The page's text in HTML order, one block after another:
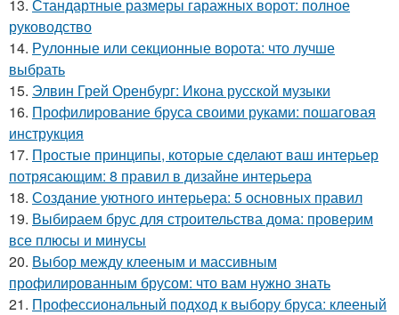
13. Стандартные размеры гаражных ворот: полное
руководство
14. Рулонные или секционные ворота: что лучше
выбрать
15. Элвин Грей Оренбург: Икона русской музыки
16. Профилирование бруса своими руками: пошаговая
инструкция
17. Простые принципы, которые сделают ваш интерьер
потрясающим: 8 правил в дизайне интерьера
18. Создание уютного интерьера: 5 основных правил
19. Выбираем брус для строительства дома: проверим
все плюсы и минусы
20. Выбор между клееным и массивным
профилированным брусом: что вам нужно знать
21. Профессиональный подход к выбору бруса: клееный